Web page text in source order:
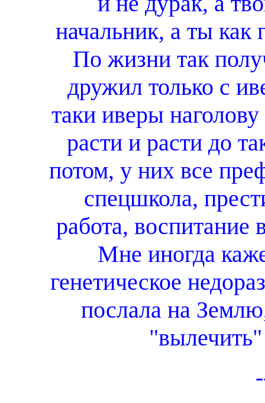
начальник, а ты как
По жизни так
дружил только с
таки иверы
расти и расти до
потом, у них все
спецшкола,
работа, воспитание
Мне иногда
генетическое
послала на